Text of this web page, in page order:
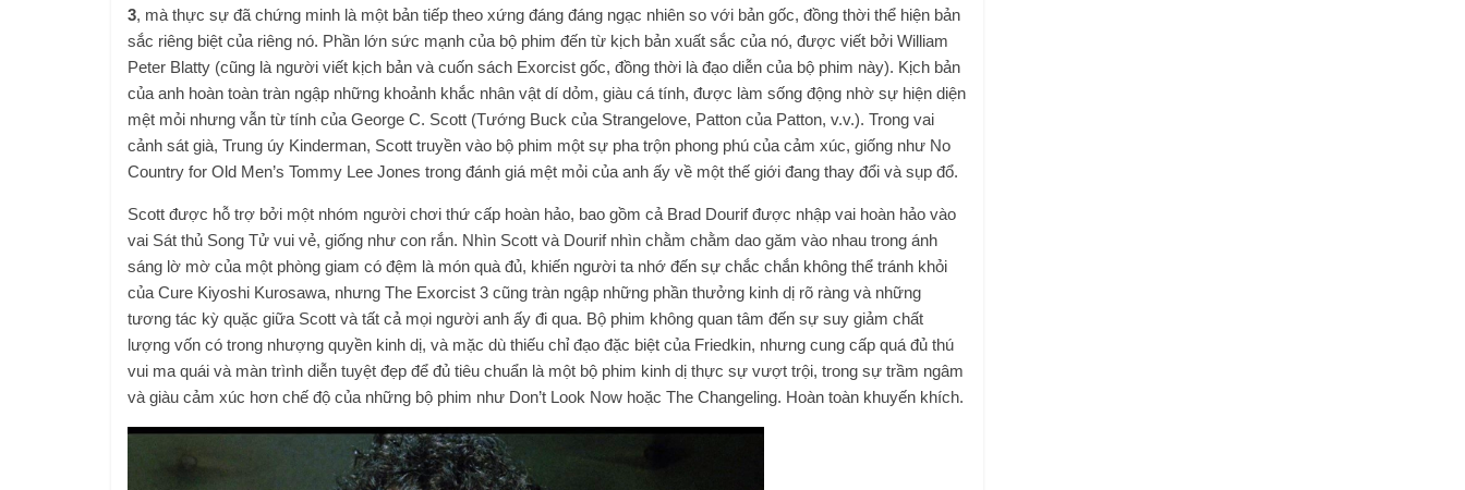
3, mà thực sự đã chứng minh là một bản tiếp theo xứng đáng đáng ngạc nhiên so với bản gốc, đồng thời thể hiện bản
sắc riêng biệt của riêng nó. Phần lớn sức mạnh của bộ phim đến từ kịch bản xuất sắc của nó, được viết bởi William
Peter Blatty (cũng là người viết kịch bản và cuốn sách Exorcist gốc, đồng thời là đạo diễn của bộ phim này). Kịch bản
của anh hoàn toàn tràn ngập những khoảnh khắc nhân vật dí dỏm, giàu cá tính, được làm sống động nhờ sự hiện diện
mệt mỏi nhưng vẫn từ tính của George C. Scott (Tướng Buck của Strangelove, Patton của Patton, v.v.). Trong vai
cảnh sát già, Trung úy Kinderman, Scott truyền vào bộ phim một sự pha trộn phong phú của cảm xúc, giống như No
Country for Old Men’s Tommy Lee Jones trong đánh giá mệt mỏi của anh ấy về một thế giới đang thay đổi và sụp đổ.
Scott được hỗ trợ bởi một nhóm người chơi thứ cấp hoàn hảo, bao gồm cả Brad Dourif được nhập vai hoàn hảo vào
vai Sát thủ Song Tử vui vẻ, giống như con rắn. Nhìn Scott và Dourif nhìn chằm chằm dao găm vào nhau trong ánh
sáng lờ mờ của một phòng giam có đệm là món quà đủ, khiến người ta nhớ đến sự chắc chắn không thể tránh khỏi
của Cure Kiyoshi Kurosawa, nhưng The Exorcist 3 cũng tràn ngập những phần thưởng kinh dị rõ ràng và những
tương tác kỳ quặc giữa Scott và tất cả mọi người anh ấy đi qua. Bộ phim không quan tâm đến sự suy giảm chất
lượng vốn có trong nhượng quyền kinh dị, và mặc dù thiếu chỉ đạo đặc biệt của Friedkin, nhưng cung cấp quá đủ thú
vui ma quái và màn trình diễn tuyệt đẹp để đủ tiêu chuẩn là một bộ phim kinh dị thực sự vượt trội, trong sự trầm ngâm
và giàu cảm xúc hơn chế độ của những bộ phim như Don’t Look Now hoặc The Changeling. Hoàn toàn khuyến khích.